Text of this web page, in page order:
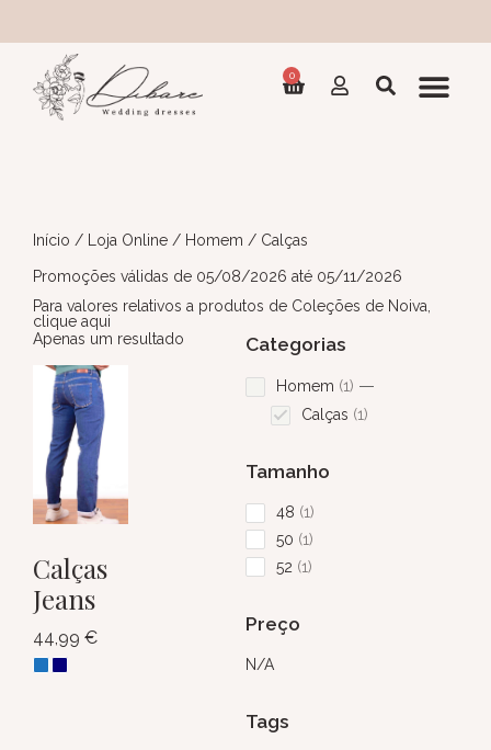
0
Início / Loja Online / Homem / Calças
Promoções válidas de 05/08/2026 até 05/11/2026
Para valores relativos a produtos de Coleções de Noiva,
clique aqui
Categorias
Homem 1
Calças 1
Tamanho
48 1
50 1
52 1
Preço
N/A
Tags
Apenas um resultado
Calças
Jeans
44,99 €